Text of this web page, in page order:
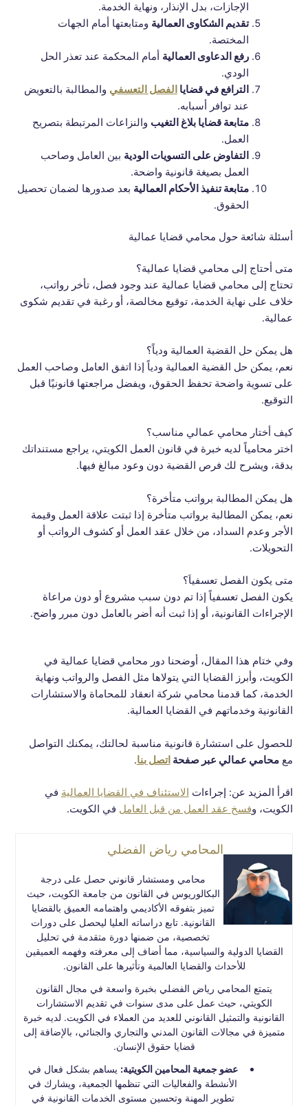
الإجازات، بدل الإنذار، ونهاية الخدمة.
تقديم الشكاوى العمالية ومتابعتها أمام الجهات
المختصة.
رفع الدعاوى العمالية أمام المحكمة عند تعذر الحل
الودي.
الترافع في قضايا الفصل التعسفي والمطالبة بالتعويض
عند توافر أسبابه.
متابعة قضايا بلاغ التغيب والنزاعات المرتبطة بتصريح
العمل.
التفاوض على التسويات الودية بين العامل وصاحب
العمل بصيغة قانونية واضحة.
متابعة تنفيذ الأحكام العمالية بعد صدورها لضمان تحصيل
الحقوق.
أسئلة شائعة حول محامي قضايا عمالية
متى أحتاج إلى محامي قضايا عمالية؟
تحتاج إلى محامي قضايا عمالية عند وجود فصل، تأخر رواتب،
خلاف على نهاية الخدمة، توقيع مخالصة، أو رغبة في تقديم شكوى
عمالية.
هل يمكن حل القضية العمالية ودياً؟
نعم، يمكن حل القضية العمالية ودياً إذا اتفق العامل وصاحب العمل
على تسوية واضحة تحفظ الحقوق، ويفضل مراجعتها قانونيًا قبل
التوقيع.
كيف أختار محامي عمالي مناسب؟
اختر محامياً لديه خبرة في قانون العمل الكويتي، يراجع مستنداتك
بدقة، ويشرح لك فرص القضية دون وعود مبالغ فيها.
هل يمكن المطالبة برواتب متأخرة؟
نعم، يمكن المطالبة برواتب متأخرة إذا ثبتت علاقة العمل وقيمة
الأجر وعدم السداد، من خلال عقد العمل أو كشوف الرواتب أو
التحويلات.
متى يكون الفصل تعسفياَ؟
يكون الفصل تعسفياً إذا تم دون سبب مشروع أو دون مراعاة
الإجراءات القانونية، أو إذا ثبت أنه أضر بالعامل دون مبرر واضح.
وفي ختام هذا المقال، أوضحنا دور محامي قضايا عمالية في
الكويت، وأبرز القضايا التي يتولاها مثل الفصل والرواتب ونهاية
الخدمة، كما قدمنا محامي شركة انعقاد للمحاماة والاستشارات
القانونية وخدماتهم في القضايا العمالية.
للحصول على استشارة قانونية مناسبة لحالتك، يمكنك التواصل
معمحامي عمالي عبر صفحة اتصل بنا.
اقرأ المزيد عن: إجراءات الاستئناف في القضايا العمالية في
الكويت، وفسخ عقد العمل من قبل العامل في الكويت.
المحامي رياض الفضلي
محامي ومستشار قانوني حصل على درجة
البكالوريوس في القانون من جامعة الكويت، حيث
تميز بتفوقه الأكاديمي واهتمامه العميق بالقضايا
القانونية. تابع دراساته العليا ليحصل على دورات
تخصصية، من ضمنها دورة متقدمة في تحليل
القضايا الدولية والسياسية، مما أضاف إلى معرفته وفهمه العميقين
للأحداث والقضايا العالمية وتأثيرها على القانون.
يتمتع المحامي رياض الفضلي بخبرة واسعة في مجال القانون
الكويتي، حيث عمل على مدى سنوات في تقديم الاستشارات
القانونية والتمثيل القانوني للعديد من العملاء في الكويت. لديه خبرة
متميزة في مجالات القانون المدني والتجاري والجنائي، بالإضافة إلى
قضايا حقوق الإنسان.
عضو جمعية المحامين الكويتية: يساهم بشكل فعال في
الأنشطة والفعاليات التي تنظمها الجمعية، ويشارك في
تطوير المهنة وتحسين مستوى الخدمات القانونية في